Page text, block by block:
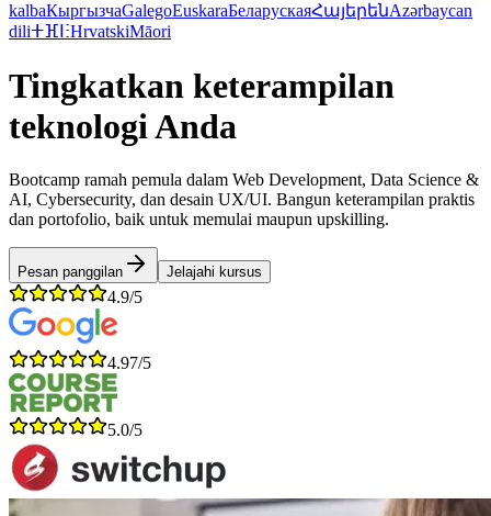
kalbaКыргызчаGalegoEuskaraБеларускаяՀայերենAzərbaycan
diliⵜⴼⵏⵗHrvatskiMāori
Tingkatkan keterampilan
teknologi Anda
Bootcamp ramah pemula dalam Web Development, Data Science &
AI, Cybersecurity, dan desain UX/UI. Bangun keterampilan praktis
dan portofolio, baik untuk memulai maupun upskilling.
Pesan panggilan Jelajahi kursus
4.9/5
4.97/5
5.0/5